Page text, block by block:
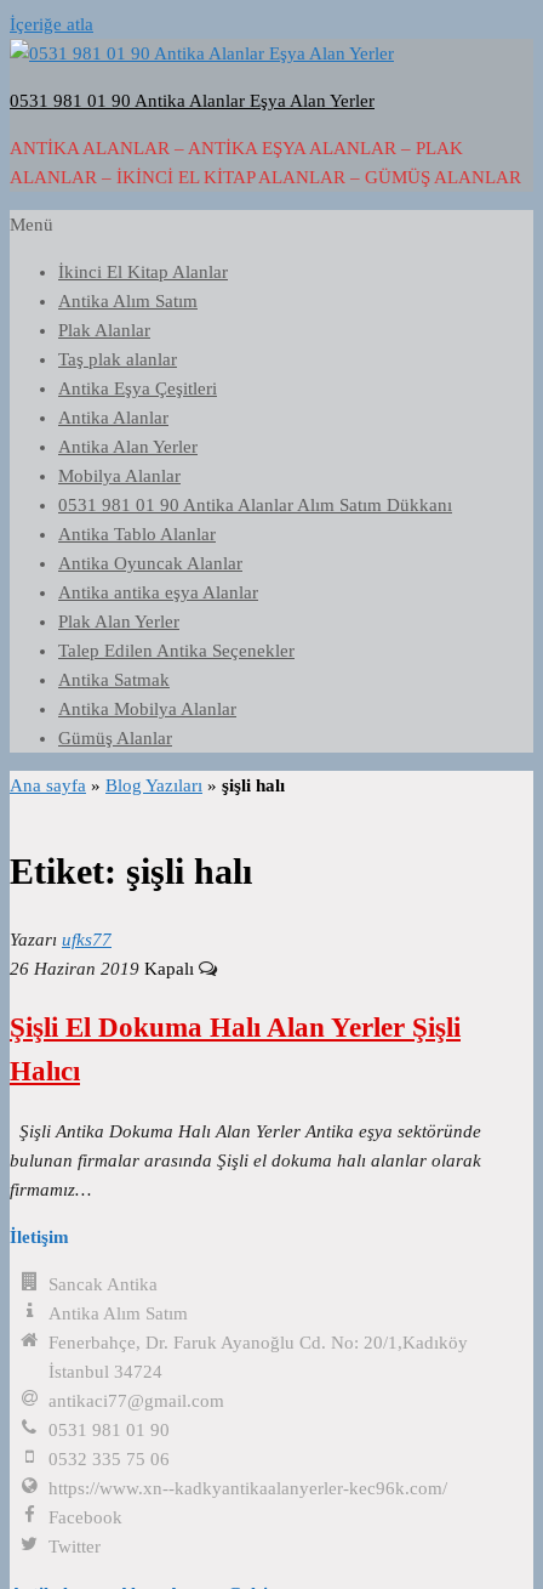
İçeriğe atla
0531 981 01 90 Antika Alanlar Eşya Alan Yerler
ANTIKA ALANLAR – ANTIKA EŞYA ALANLAR – PLAK
ALANLAR – İKINCI EL KITAP ALANLAR – GÜMÜŞ ALANLAR
Menü
İkinci El Kitap Alanlar
Antika Alım Satım
Plak Alanlar
Taş plak alanlar
Antika Eşya Çeşitleri
Antika Alanlar
Antika Alan Yerler
Mobilya Alanlar
0531 981 01 90 Antika Alanlar Alım Satım Dükkanı
Antika Tablo Alanlar
Antika Oyuncak Alanlar
Antika antika eşya Alanlar
Plak Alan Yerler
Talep Edilen Antika Seçenekler
Antika Satmak
Antika Mobilya Alanlar
Gümüş Alanlar
Ana sayfa » Blog Yazıları » şişli halı
Etiket: şişli halı
Yazarı ufks77
26 Haziran 2019 Kapalı
Şişli El Dokuma Halı Alan Yerler Şişli
Halıcı
Şişli Antika Dokuma Halı Alan Yerler Antika eşya sektöründe
bulunan firmalar arasında Şişli el dokuma halı alanlar olarak
firmamız…
İletişim
Sancak Antika
Antika Alım Satım
Fenerbahçe, Dr. Faruk Ayanoğlu Cd. No: 20/1,Kadıköy
İstanbul 34724
antikaci77@gmail.com
0531 981 01 90
0532 335 75 06
https://www.xn--kadkyantikaalanyerler-kec96k.com/
Facebook
Twitter